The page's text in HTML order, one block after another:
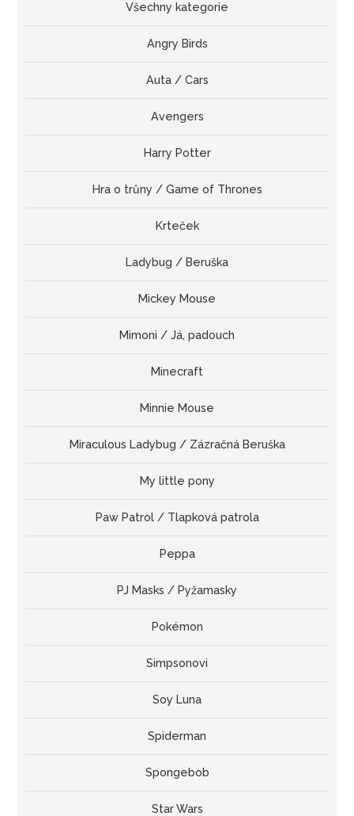
Všechny kategorie
Angry Birds
Auta / Cars
Avengers
Harry Potter
Hra o trůny / Game of Thrones
Krteček
Ladybug / Beruška
Mickey Mouse
Mimoni / Já, padouch
Minecraft
Minnie Mouse
Miraculous Ladybug / Zázračná Beruška
My little pony
Paw Patrol / Tlapková patrola
Peppa
PJ Masks / Pyžamasky
Pokémon
Simpsonovi
Soy Luna
Spiderman
Spongebob
Star Wars